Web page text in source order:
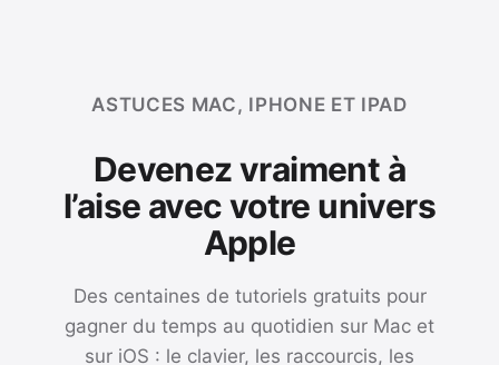
ASTUCES MAC, IPHONE ET IPAD
Devenez vraiment à
l’aise avec votre univers
Apple
Des centaines de tutoriels gratuits pour
gagner du temps au quotidien sur Mac et
sur iOS : le clavier, les raccourcis, les